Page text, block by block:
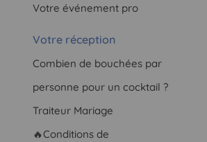
Votre événement pro
Votre réception
Combien de bouchées par
personne pour un cocktail ?
Traiteur Mariage
🔥Conditions de